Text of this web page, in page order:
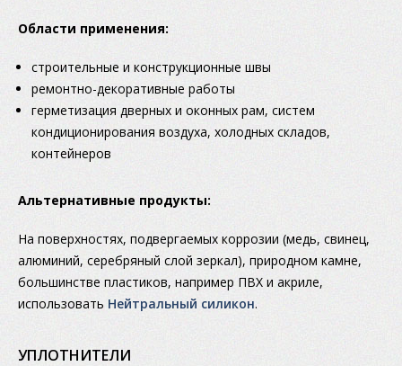
Области применения:
строительные и конструкционные швы
ремонтно-декоративные работы
герметизация дверных и оконных рам, систем
кондиционирования воздуха, холодных складов,
контейнеров
Альтернативные продукты:
На поверхностях, подвергаемых коррозии (медь, свинец,
алюминий, серебряный слой зеркал), природном камне,
большинстве пластиков, например ПВХ и акриле,
использовать Нейтральный силикон.
УПЛОТНИТЕЛИ